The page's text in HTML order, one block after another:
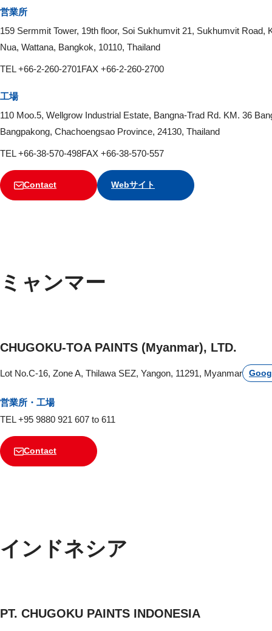
営業所
159 Sermmit Tower, 19th floor, Soi Sukhumvit 21, Sukhumvit Road,
Nua, Wattana, Bangkok, 10110, Thailand
TEL +66-2-260-2701FAX +66-2-260-2700
工場
110 Moo.5, Wellgrow Industrial Estate, Bangna-Trad Rd. KM. 36
Bangpakong, Chachoengsao Province, 24130, Thailand
TEL +66-38-570-498FAX +66-38-570-557
Contact Webサイト
ミャンマー
CHUGOKU-TOA PAINTS (Myanmar), LTD.
Lot No.C-16, Zone A, Thilawa SEZ, Yangon, 11291, Myanmar
営業所・工場
TEL +95 9880 921 607 to 611
Contact
インドネシア
PT. CHUGOKU PAINTS INDONESIA